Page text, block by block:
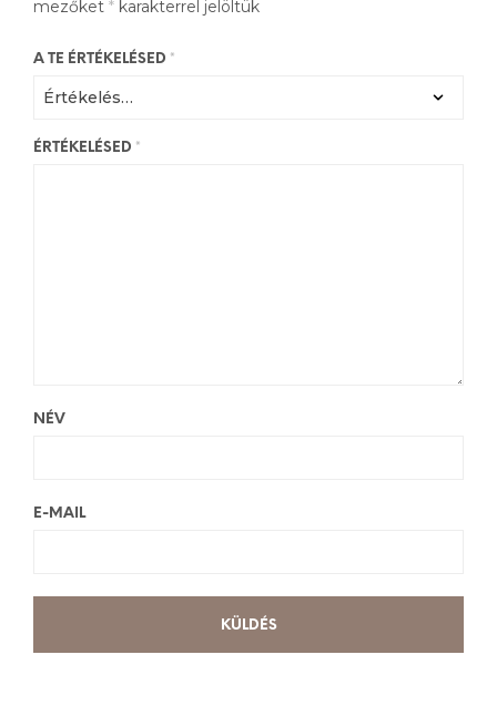
mezőket * karakterrel jelöltük
A TE ÉRTÉKELÉSED *
ÉRTÉKELÉSED *
NÉV
E-MAIL